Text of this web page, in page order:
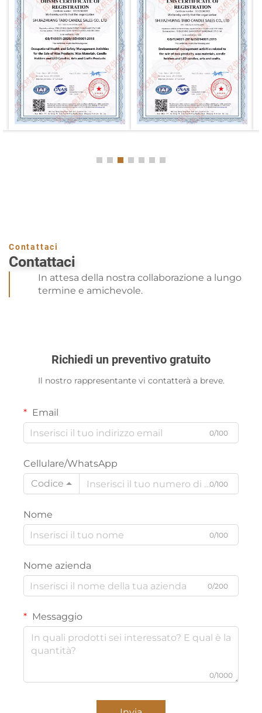
Contattaci
Contattaci
In attesa della nostra collaborazione a lungo
termine e amichevole.
Richiedi un preventivo gratuito
Il nostro rappresentante vi contatterà a breve.
Email
0/100
Cellulare/WhatsApp
Codice
0/100
Nome
0/100
Nome azienda
0/200
Messaggio
0/1000